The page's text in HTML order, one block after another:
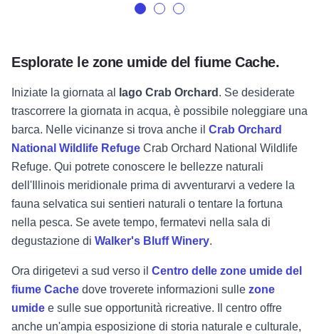
Esplorate le zone umide del fiume Cache.
Iniziate la giornata al lago Crab Orchard . Se desiderate
trascorrere la giornata in acqua, è possibile noleggiare una
barca. Nelle vicinanze si trova anche il Crab Orchard
National Wildlife Refuge Crab Orchard National Wildlife
Refuge. Qui potrete conoscere le bellezze naturali
dell'Illinois meridionale prima di avventurarvi a vedere la
fauna selvatica sui sentieri naturali o tentare la fortuna
nella pesca. Se avete tempo, fermatevi nella sala di
degustazione di Walker's Bluff Winery.
Ora dirigetevi a sud verso il Centro delle zone umide del
fiume Cache dove troverete informazioni sulle zone
umide e sulle sue opportunità ricreative. Il centro offre
anche un'ampia esposizione di storia naturale e culturale,